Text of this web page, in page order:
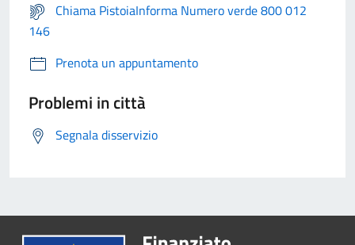
Chiama PistoiaInforma Numero verde 800 012
146
Prenota un appuntamento
Problemi in città
Segnala disservizio